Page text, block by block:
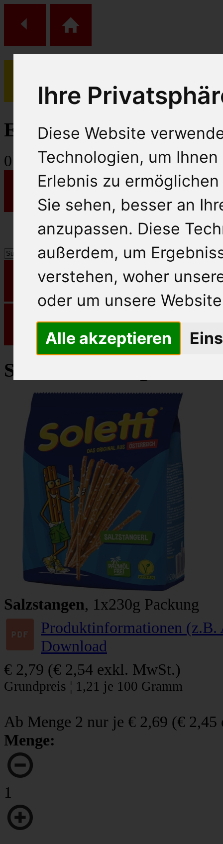
Ihre
Diese Website
Technologien, um
Erlebnis zu
Sie sehen, besser an
anzupassen. Diese
außerdem, um
verstehen, woher
oder um unsere
Alle akzeptieren
(0)
Einkaufs Wagen
0 Artikel
Soletti Knabbergebäck
Salzstangen, 1x230g Packung
Produktinformationen
Download
€ 2,79 (€ 2,54 exkl. MwSt.)
Grundpreis ¦ 1,21 je 100 Gramm
Ab Menge 2 nur je € 2,69 (€ 2,45
Menge:
1